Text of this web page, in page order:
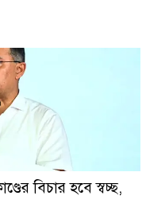
বিচার হবে স্বচ্ছ,